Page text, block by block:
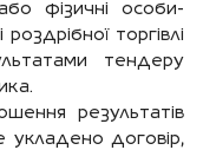
або фізичні особи-
торгівлі
тендеру
результатів
укладено договір,